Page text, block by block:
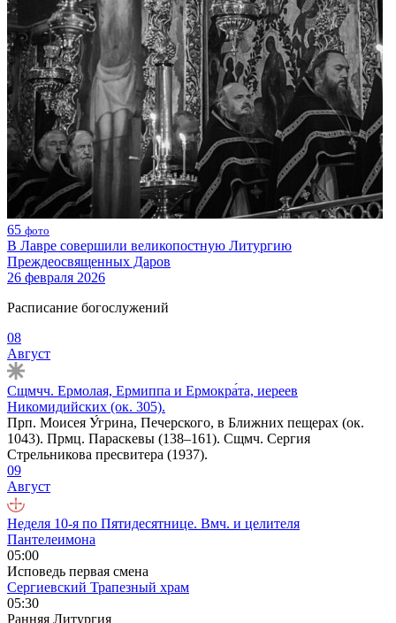
65 фото
В Лавре совершили великопостную Литургию
Преждеосвященных Даров
26 февраля 2026
Расписание богослужений
08
Август
Сщмчч. Ермолая, Ермиппа и Ермокра́та, иереев
Никомидийских (ок. 305).
Прп. Моисея У́грина, Печерского, в Ближних пещерах (ок.
1043). Прмц. Параскевы (138–161). Сщмч. Сергия
Стрельникова пресвитера (1937).
09
Август
Неделя 10-я по Пятидесятнице. Вмч. и целителя
Пантелеимона
05:00
Исповедь первая смена
Сергиевский Трапезный храм
05:30
Ранняя Литургия